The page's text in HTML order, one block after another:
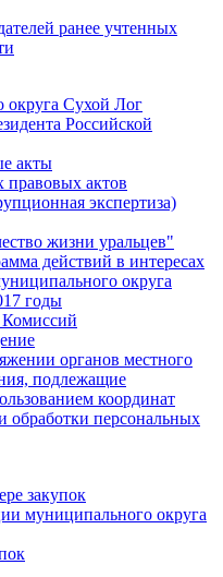
ранее учтенных
округа Сухой Лог
Российской
акты
актов
экспертиза)
жизни уральцев"
действий в интересах
округа
годы
органов местного
подлежащие
координат
персональных
закупок
муниципального округа